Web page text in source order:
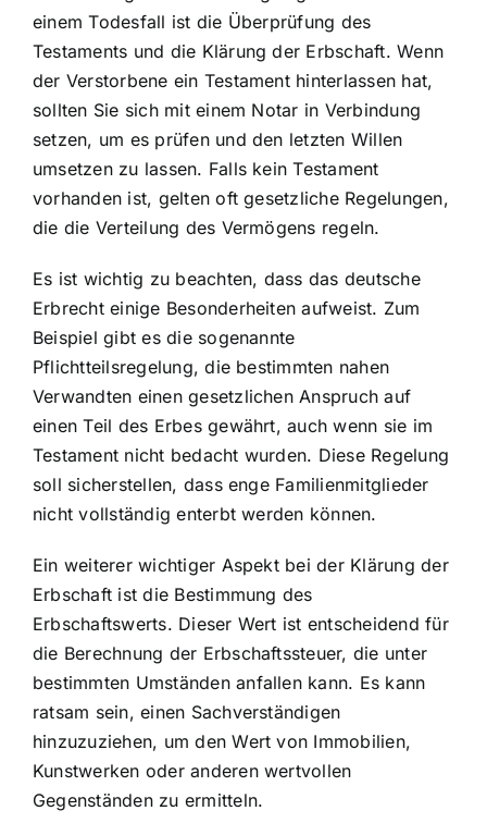
einem Todesfall ist die Überprüfung des
Testaments und die Klärung der Erbschaft. Wenn
der Verstorbene ein Testament hinterlassen hat,
sollten Sie sich mit einem Notar in Verbindung
setzen, um es prüfen und den letzten Willen
umsetzen zu lassen. Falls kein Testament
vorhanden ist, gelten oft gesetzliche Regelungen,
die die Verteilung des Vermögens regeln.
Es ist wichtig zu beachten, dass das deutsche
Erbrecht einige Besonderheiten aufweist. Zum
Beispiel gibt es die sogenannte
Pflichtteilsregelung, die bestimmten nahen
Verwandten einen gesetzlichen Anspruch auf
einen Teil des Erbes gewährt, auch wenn sie im
Testament nicht bedacht wurden. Diese Regelung
soll sicherstellen, dass enge Familienmitglieder
nicht vollständig enterbt werden können.
Ein weiterer wichtiger Aspekt bei der Klärung der
Erbschaft ist die Bestimmung des
Erbschaftswerts. Dieser Wert ist entscheidend für
die Berechnung der Erbschaftssteuer, die unter
bestimmten Umständen anfallen kann. Es kann
ratsam sein, einen Sachverständigen
hinzuzuziehen, um den Wert von Immobilien,
Kunstwerken oder anderen wertvollen
Gegenständen zu ermitteln.